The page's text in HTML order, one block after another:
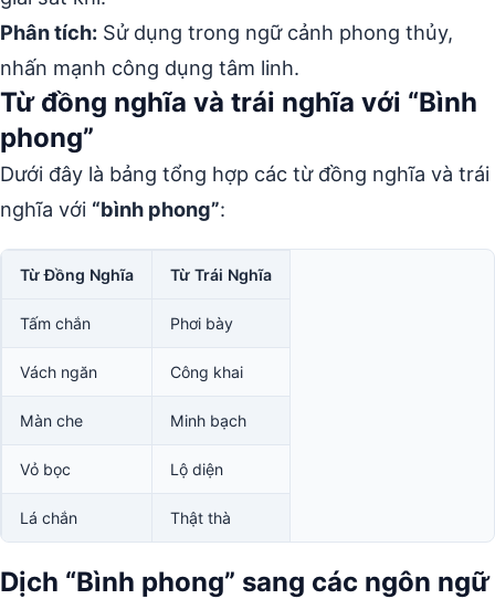
Phân tích: Sử dụng trong ngữ cảnh phong thủy,
nhấn mạnh công dụng tâm linh.
Từ đồng nghĩa và trái nghĩa với “Bình
phong”
Dưới đây là bảng tổng hợp các từ đồng nghĩa và trái
nghĩa với “bình phong”:
Từ Đồng Nghĩa Từ Trái Nghĩa
Tấm chắn Phơi bày
Vách ngăn Công khai
Màn che Minh bạch
Vỏ bọc Lộ diện
Lá chắn Thật thà
Dịch “Bình phong” sang các ngôn ngữ